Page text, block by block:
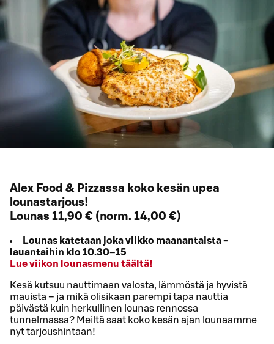
Alex Food & Pizzassa koko kesän upea
lounastarjous!
Lounas 11,90 € (norm. 14,00 €)
Lounas katetaan joka viikko maanantaista -
lauantaihin klo 10.30–15
Lue viikon lounasmenu täältä!
Kesä kutsuu nauttimaan valosta, lämmöstä ja hyvistä
mauista – ja mikä olisikaan parempi tapa nauttia
päivästä kuin herkullinen lounas rennossa
tunnelmassa? Meiltä saat koko kesän ajan lounaamme
nyt tarjoushintaan!